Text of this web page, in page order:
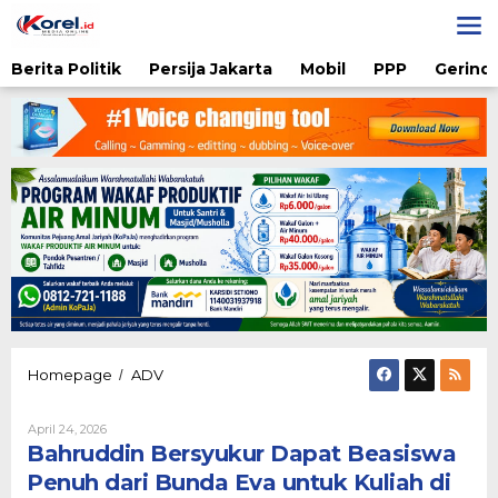
ke
Berita Politik
Persija Jakarta Mobil PPP
Homepage / ADVBahruddin
Penuh
dari
Bunda
April 24, 2026Oleh
Diqie
Shodiq
Permono
Bahruddin Bersyukur Dapat Beasiswa
Penuh dari Bunda Eva untuk Kuliah di